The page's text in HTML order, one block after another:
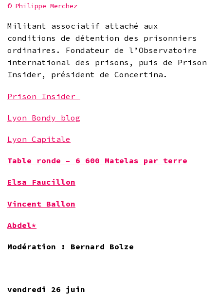
© Philippe Merchez
Militant associatif attaché aux
conditions de détention des prisonniers
ordinaires. Fondateur de l’Observatoire
international des prisons, puis de Prison
Insider, président de Concertina.
Prison Insider
Lyon Bondy blog
Lyon Capitale
Table ronde – 6 600 Matelas par terre
Elsa Faucillon
Vincent Ballon
Abdel*
Modération : Bernard Bolze
vendredi 26 juin